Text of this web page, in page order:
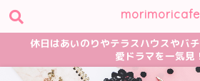
morimoricafe
休日はあいのりやテラスハウスやバ
愛ドラマを一気見！